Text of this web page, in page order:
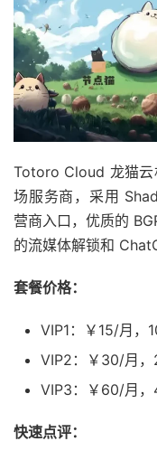
Totoro Cloud 龙猫
场服务商，采用
营商入口，优质的
的流媒体解锁和
套餐价格：
VIP1：￥15/月，
VIP2：￥30/月，
VIP3：￥60/月，
快速点评：